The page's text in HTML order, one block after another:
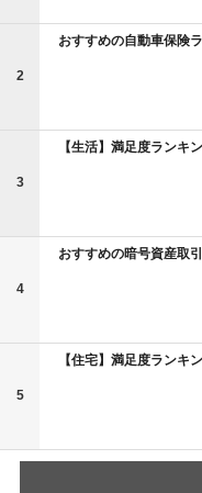
2
おすすめの自動車保険
3
【生活】満足度ランキ
4
おすすめの暗号資産取
5
【住宅】満足度ラン